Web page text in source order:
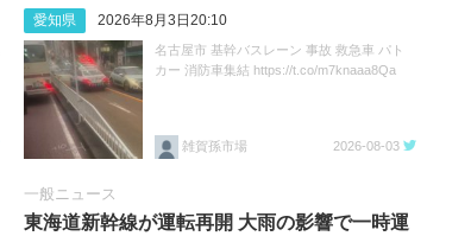
愛知県 2026年8月3日20:10
名古屋市 基幹バスレーン 事故 救急車 パト
カー 消防車集結 https://t.co/m7knaaa8Qa
雑賀孫市場 2026-08-03
一般ニュース
東海道新幹線が運転再開 大雨の影響で一時運